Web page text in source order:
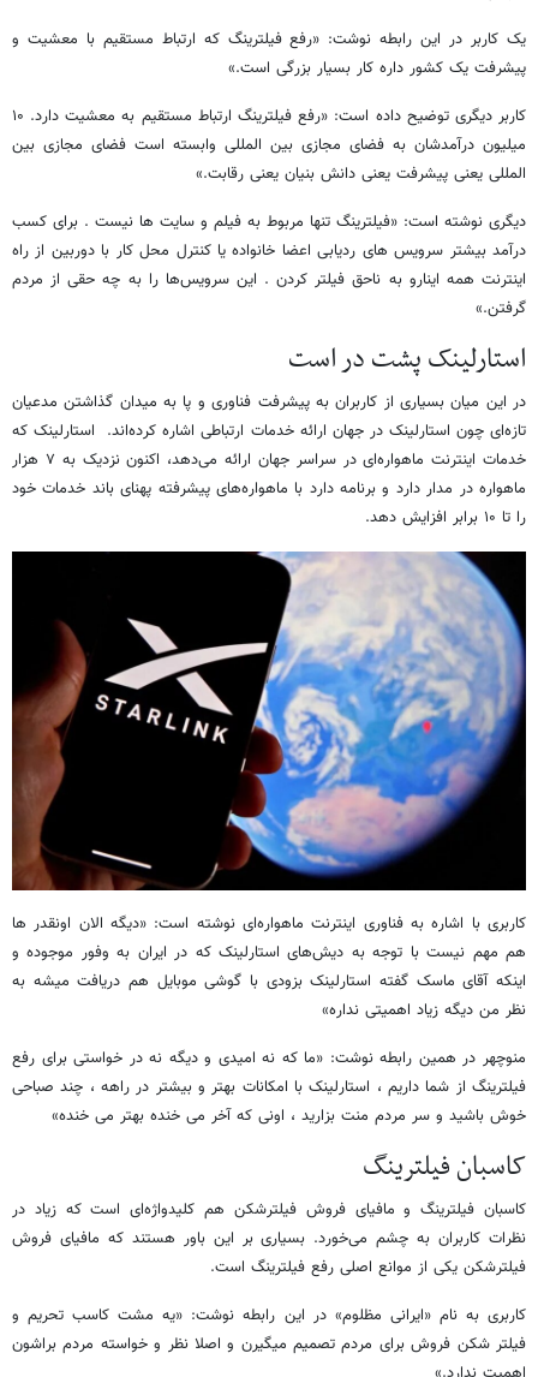
یک کاربر در این رابطه نوشت: «رفع فیلترینگ که ارتباط مستقیم با معشیت و
پیشرفت یک‌ کشور داره کار بسیار بزرگی است.»
کاربر دیگری توضیح داده است: «رفع فیلترینگ ارتباط مستقیم به معشیت دارد. ۱۰
میلیون درآمدشان به فضای مجازی بین المللی وابسته است فضای مجازی بین
المللی یعنی پیشرفت یعنی دانش بنیان یعنی رقابت.»
دیگری نوشته است: «فیلترینگ تنها مربوط به فیلم و سایت ها نیست . برای کسب
درآمد بیشتر سرویس های ردیابی اعضا خانواده یا کنترل محل کار با دوربین از راه
اینترنت همه اینارو به ناحق فیلتر کردن . این سرویس‌ها را به چه حقی از مردم
گرفتن.»
استارلینک پشت در است
در این میان بسیاری از کاربران به پیشرفت فناوری و پا به میدان گذاشتن مدعیان
تازه‌ای چون استارلینک در جهان ارائه خدمات ارتباطی اشاره کرده‌اند. استارلینک که
خدمات اینترنت ماهواره‌ای در سراسر جهان ارائه می‌دهد، اکنون نزدیک به ۷ هزار
ماهواره در مدار دارد و برنامه دارد با ماهواره‌های پیشرفته پهنای باند خدمات خود
را تا ۱۰ برابر افزایش دهد.
کاربری با اشاره به فناوری اینترنت ماهواره‌ای نوشته است: «دیگه الان اونقدر ها
هم مهم نیست با توجه به دیش‌های استارلینک که در ایران به وفور موجوده و
اینکه آقای ماسک گفته استارلینک بزودی با گوشی موبایل هم دریافت میشه به
نظر من دیگه زیاد اهمیتی نداره»
منوچهر در همین رابطه نوشت: «ما که نه امیدی و دیگه نه در خواستی برای رفع
فیلترینگ از شما داریم ، استارلینک با امکانات بهتر و بیشتر در راهه ، چند صباحی
خوش باشید و سر مردم منت بزارید ، اونی که آخر می خنده بهتر می خنده»
کاسبان فیلترینگ
کاسبان فیلترینگ و مافیای فروش فیلترشکن هم کلیدواژه‌ای است که زیاد در
نظرات کاربران به چشم می‌خورد. بسیاری بر این باور هستند که مافیای فروش
فیلترشکن یکی از موانع اصلی رفع فیلترینگ است.
کاربری به نام «ایرانی مظلوم» در این رابطه نوشت: «یه مشت کاسب تحریم و
فیلتر شکن فروش برای مردم تصمیم میگیرن و اصلا نظر و خواسته مردم براشون